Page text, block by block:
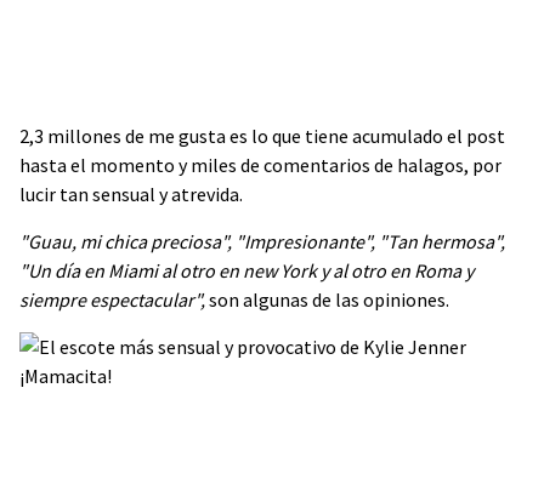
2,3 millones de me gusta es lo que tiene acumulado el post
hasta el momento y miles de comentarios de halagos, por
lucir tan sensual y atrevida.
"Guau, mi chica preciosa", "Impresionante", "Tan hermosa",
"Un día en Miami al otro en new York y al otro en Roma y
siempre espectacular",son algunas de las opiniones.